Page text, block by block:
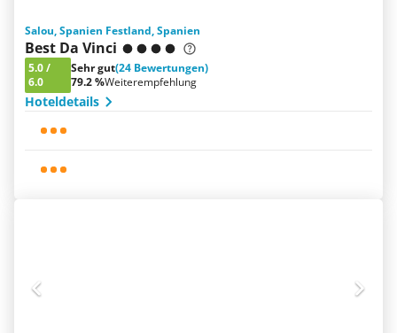
Salou, Spanien Festland, Spanien
Best Da Vinci
5.0/
6.0
Sehr gut(24 Bewertungen)
79.2 %Weiterempfehlung
Hoteldetails